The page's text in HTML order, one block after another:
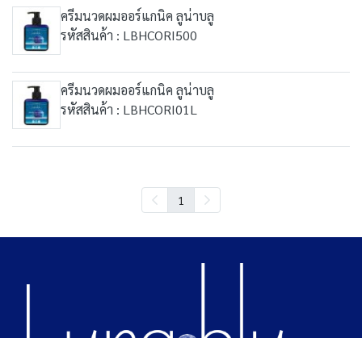
ครีมนวดผมออร์แกนิค ลูน่าบลู
รหัสสินค้า : LBHCORI500
ครีมนวดผมออร์แกนิค ลูน่าบลู
รหัสสินค้า : LBHCORI01L
1